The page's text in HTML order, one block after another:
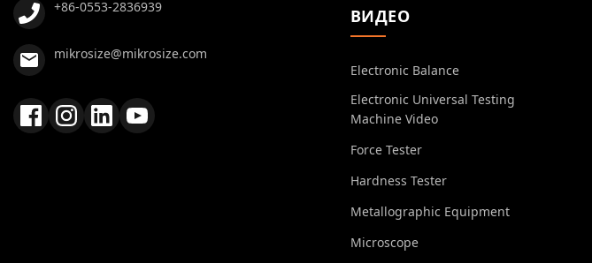
+86-0553-2836939
mikrosize@mikrosize.com
ВИДЕО
Electronic Balance
Electronic Universal Testing
Machine Video
Force Tester
Hardness Tester
Metallographic Equipment
Microscope